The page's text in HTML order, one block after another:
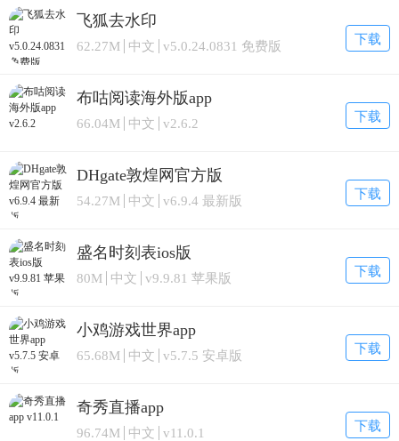
飞狐去水印
62.27M 中文 v5.0.24.0831 免费版 下载
布咕阅读海外版app
66.04M 中文 v2.6.2 下载
DHgate敦煌网官方版
54.27M 中文 v6.9.4 最新版 下载
盛名时刻表ios版
80M 中文 v9.9.81 苹果版 下载
小鸡游戏世界app
65.68M 中文 v5.7.5 安卓版 下载
奇秀直播app
96.74M 中文 v11.0.1 下载